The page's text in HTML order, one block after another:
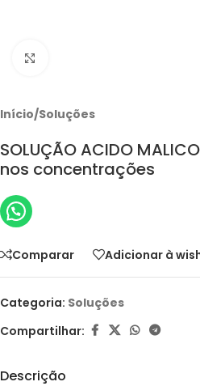
Início/Soluções
SOLUÇÃO ACIDO
nos concentrações
Comparar Adicionar à
Categoria: Soluções
Compartilhar:
Descrição